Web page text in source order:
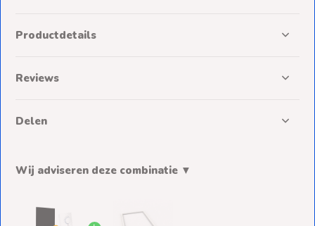
Wij adviseren deze combinatie ▼
Productdetails
Reviews
Delen